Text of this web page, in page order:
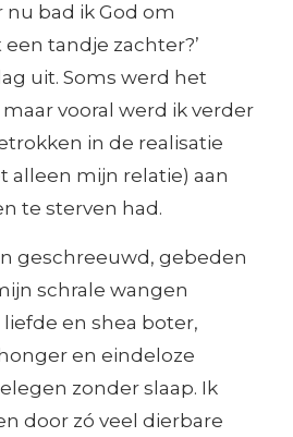
nu bad ik God om
een tandje zachter?’
uit. Soms werd het
vooral werd ik verder
in de realisatie
alleen mijn relatie) aan
te sterven had.
geschreeuwd, gebeden
schrale wangen
en shea boter,
en eindeloze
zonder slaap. Ik
door zó veel dierbare